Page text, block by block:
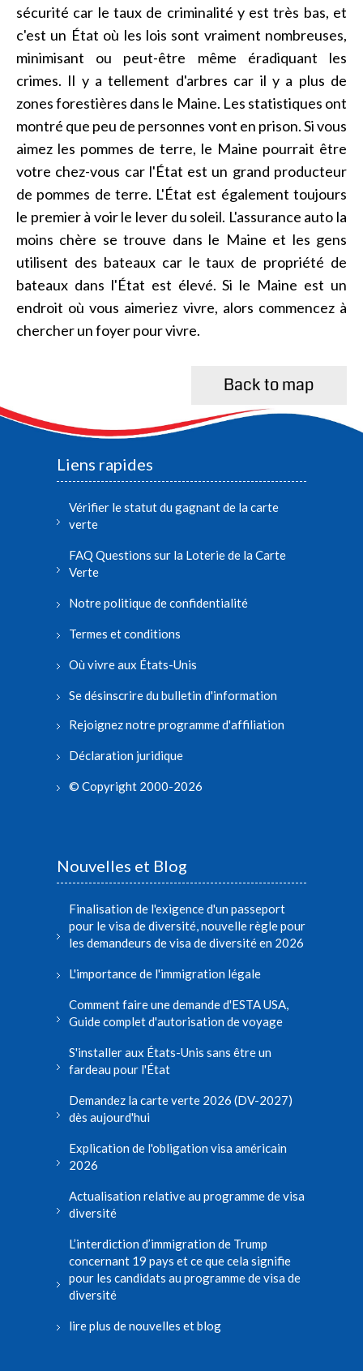
sécurité car le taux de criminalité y est très bas, et
c'est un État où les lois sont vraiment nombreuses,
minimisant ou peut-être même éradiquant les
crimes. Il y a tellement d'arbres car il y a plus de
zones forestières dans le Maine. Les statistiques ont
montré que peu de personnes vont en prison. Si vous
aimez les pommes de terre, le Maine pourrait être
votre chez-vous car l'État est un grand producteur
de pommes de terre. L'État est également toujours
le premier à voir le lever du soleil. L'assurance auto la
moins chère se trouve dans le Maine et les gens
utilisent des bateaux car le taux de propriété de
bateaux dans l'État est élevé. Si le Maine est un
endroit où vous aimeriez vivre, alors commencez à
chercher un foyer pour vivre.
Back to map
Liens rapides
Vérifier le statut du gagnant de la carte
verte
FAQ Questions sur la Loterie de la Carte
Verte
Notre politique de confidentialité
Termes et conditions
Où vivre aux États-Unis
Se désinscrire du bulletin d'information
Rejoignez notre programme d'affiliation
Déclaration juridique
© Copyright 2000-2026
Nouvelles et Blog
Finalisation de l'exigence d'un passeport
pour le visa de diversité, nouvelle règle pour
les demandeurs de visa de diversité en 2026
L'importance de l'immigration légale
Comment faire une demande d'ESTA USA,
Guide complet d'autorisation de voyage
S'installer aux États-Unis sans être un
fardeau pour l'État
Demandez la carte verte 2026 (DV-2027)
dès aujourd'hui
Explication de l'obligation visa américain
2026
Actualisation relative au programme de visa
diversité
L’interdiction d’immigration de Trump
concernant 19 pays et ce que cela signifie
pour les candidats au programme de visa de
diversité
lire plus de nouvelles et blog